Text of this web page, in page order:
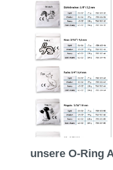
unsere O-Ring